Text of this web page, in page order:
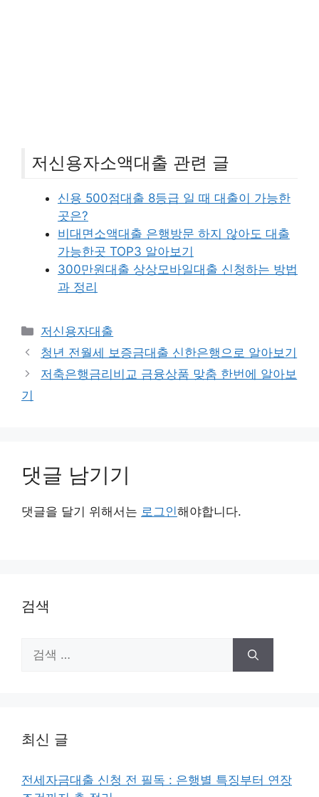
저신용자소액대출 관련 글
신용 500점대출 8등급 일 때 대출이 가능한
곳은?
비대면소액대출 은행방문 하지 않아도 대출
가능한곳 TOP3 알아보기
300만원대출 상상모바일대출 신청하는 방법
과 정리
카
테
고
리
저신용자대출
청년 전월세 보증금대출 신한은행으로 알아보기
저축은행금리비교 금융상품 맞춤 한번에 알아보
기
댓글 남기기
댓글을 달기 위해서는 로그인해야합니다.
검색
색:
최신 글
전세자금대출 신청 전 필독 : 은행별 특징부터 연장